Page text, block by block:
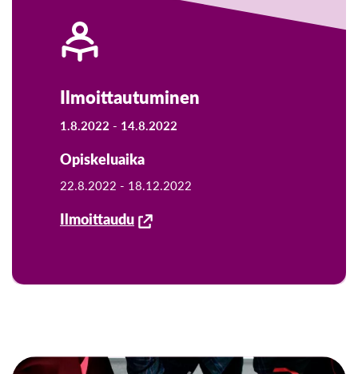
Ilmoittautuminen
1.8.2022 - 14.8.2022
Opiskeluaika
22.8.2022 - 18.12.2022
Ilmoittaudu